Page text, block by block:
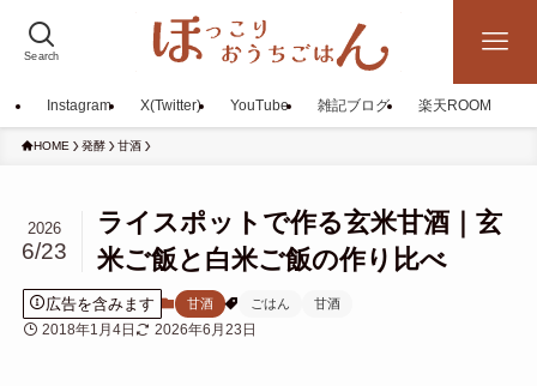
Search
Instagram X(Twitter) YouTube 雑記ブログ 楽天ROOM
HOME 発酵 甘酒
ライスポットで作る玄米甘酒｜玄
米ご飯と白米ご飯の作り比べ
2026
6/23
広告を含みます 甘酒 ごはん 甘酒
2018年1月4日 2026年6月23日